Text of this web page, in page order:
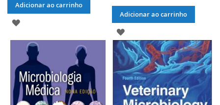
Adicionar ao carrinho
ADICIONAR
À
LISTA
DE
DESEJOS
Adicionar ao carrinho
ADICIONAR
À
LISTA
DE
DESEJOS